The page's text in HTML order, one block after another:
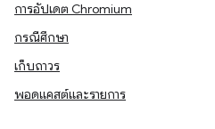
การอัปเดต Chromium
กรณีศึกษา
เก็บถาวร
พอดแคสต์และรายการ